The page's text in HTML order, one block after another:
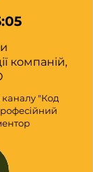
компаній,
каналу "Код